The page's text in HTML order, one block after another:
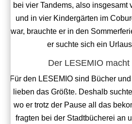
bei vier Tandems, also insgesamt
und in vier Kindergärten im
war, brauchte er in den
er suchte sich ein
Der LESEMIO macht
Für den LESEMIO sind Bücher
lieben das Größte. Deshalb
wo er trotz der Pause all das
fragten bei der Stadtbücherei an